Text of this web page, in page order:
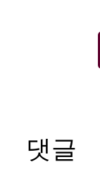
댓글